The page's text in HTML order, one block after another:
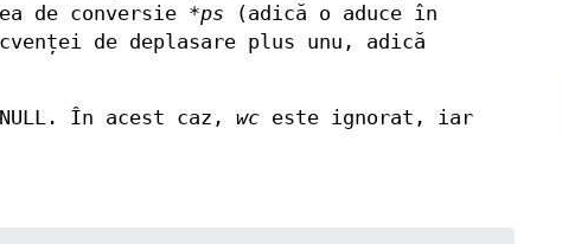
de conversie *ps (adică o aduce în
de deplasare plus unu, adică
În acest caz, wc este ignorat, iar